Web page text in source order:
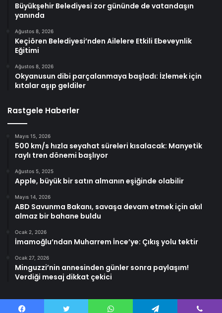
Büyükşehir Belediyesi zor gününde de vatandaşın
yanında
Ağustos 8, 2026
Keçiören Belediyesi’nden Ailelere Etkili Ebeveynlik
Eğitimi
Ağustos 8, 2026
Okyanusun dibi parçalanmaya başladı: İzlemek için
kıtalar aşıp geldiler
Rastgele Haberler
Mayıs 15, 2026
500 km/s hızla seyahat süreleri kısalacak: Manyetik
raylı tren dönemi başlıyor
Ağustos 5, 2025
Apple, büyük bir satın almanın eşiğinde olabilir
Mayıs 14, 2026
ABD Savunma Bakanı, savaşa devam etmek için akıl
almaz bir bahane buldu
Ocak 2, 2026
İmamoğlu’ndan Muharrem İnce’ye: Çıkış yolu tektir
Ocak 27, 2026
Minguzzi’nin annesinden günler sonra paylaşım!
Verdiği mesaj dikkat çekici